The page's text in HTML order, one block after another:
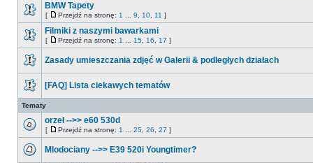
BMW Tapety
[ Przejdź na stronę: 1 9 10 11 ]
Filmiki z naszymi bawarkami
[ Przejdź na stronę: 1 15 16 17 ]
Zasady umieszczania zdjęć w Galerii & podległych działach
[FAQ] Lista ciekawych tematów
Tematy
orzeł -->> e60 530d
[ Przejdź na stronę: 1 25 26 27 ]
Mlodociany -->> E39 520i Youngtimer?